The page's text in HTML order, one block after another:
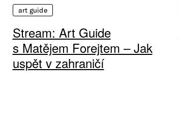
art guide
Stream: Art Guide
s Matějem Forejtem – Jak
uspět v zahraničí